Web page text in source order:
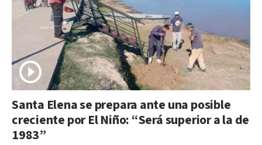
Santa Elena se prepara ante una posible
creciente por El Niño: “Será superior a la de
1983”